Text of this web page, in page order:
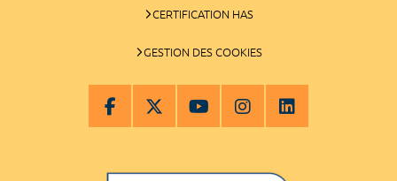
CERTIFICATION HAS
GESTION DES COOKIES